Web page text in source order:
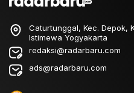
Caturtunggal, Kec. Depok,
Istimewa Yogyakarta
redaksi@radarbaru.com
ads@radarbaru.com